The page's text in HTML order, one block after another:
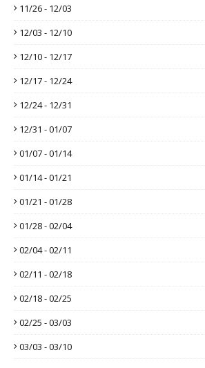
11/26 - 12/03
12/03 - 12/10
12/10 - 12/17
12/17 - 12/24
12/24 - 12/31
12/31 - 01/07
01/07 - 01/14
01/14 - 01/21
01/21 - 01/28
01/28 - 02/04
02/04 - 02/11
02/11 - 02/18
02/18 - 02/25
02/25 - 03/03
03/03 - 03/10